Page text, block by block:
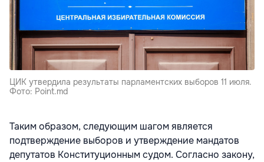
ЦИК утвердила результаты парламентских выборов 11 июля.
Фото: Point.md
Таким образом, следующим шагом является
подтверждение выборов и утверждение мандатов
депутатов Конституционным судом. Согласно закону,